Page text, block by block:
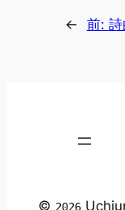
← 前: 詩
© 2026